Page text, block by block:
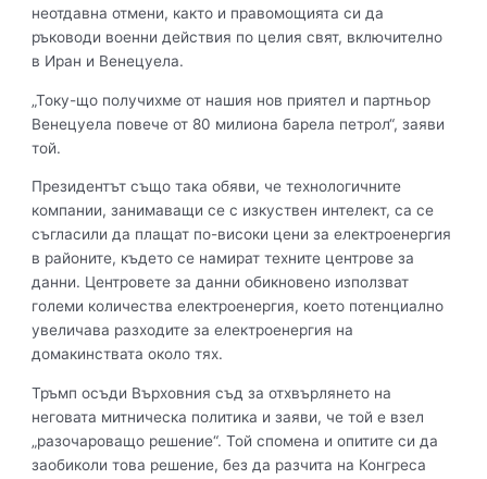
неотдавна отмени, както и правомощията си да
ръководи военни действия по целия свят, включително
в Иран и Венецуела.
„Току-що получихме от нашия нов приятел и партньор
Венецуела повече от 80 милиона барела петрол“, заяви
той.
Президентът също така обяви, че технологичните
компании, занимаващи се с изкуствен интелект, са се
съгласили да плащат по-високи цени за електроенергия
в районите, където се намират техните центрове за
данни. Центровете за данни обикновено използват
големи количества електроенергия, което потенциално
увеличава разходите за електроенергия на
домакинствата около тях.
Тръмп осъди Върховния съд за отхвърлянето на
неговата митническа политика и заяви, че той е взел
„разочароващо решение“. Той спомена и опитите си да
заобиколи това решение, без да разчита на Конгреса